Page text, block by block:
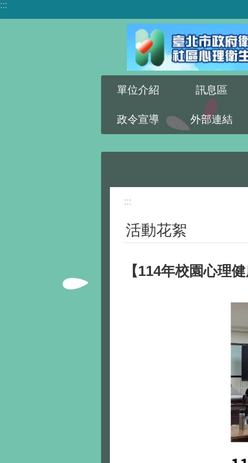
跳到主要內容區塊
:::
單位介紹 訊息區
政令宣導 外部連結
:::
活動花絮
【114年校園心理